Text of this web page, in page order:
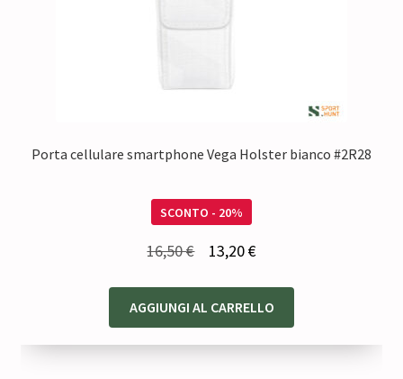
Porta cellulare smartphone Vega Holster bianco #2R28
SCONTO - 20%
16,50€
originale
era:
13,20€Il
attuale
è:
AGGIUNGI AL CARRELLO